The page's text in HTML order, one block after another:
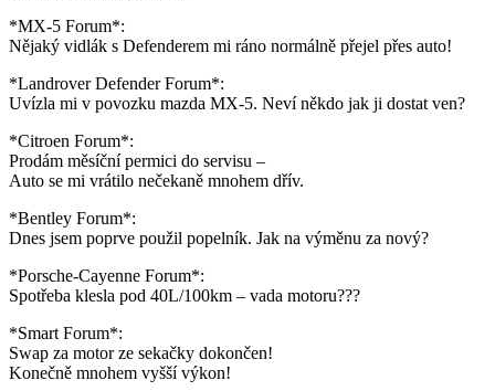
*MX-5 Forum*:
Nějaký vidlák s Defenderem mi ráno normálně přejel přes auto!
*Landrover Defender Forum*:
Uvízla mi v povozku mazda MX-5. Neví někdo jak ji dostat ven?
*Citroen Forum*:
Prodám měsíční permici do servisu –
Auto se mi vrátilo nečekaně mnohem dřív.
*Bentley Forum*:
Dnes jsem poprve použil popelník. Jak na výměnu za nový?
*Porsche-Cayenne Forum*:
Spotřeba klesla pod 40L/100km – vada motoru???
*Smart Forum*:
Swap za motor ze sekačky dokončen!
Konečně mnohem vyšší výkon!